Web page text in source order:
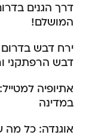
המושלם!
ירח דבש
דבש הרפתקני
אתיופיה
במדינה
אוגנדה: כל מה